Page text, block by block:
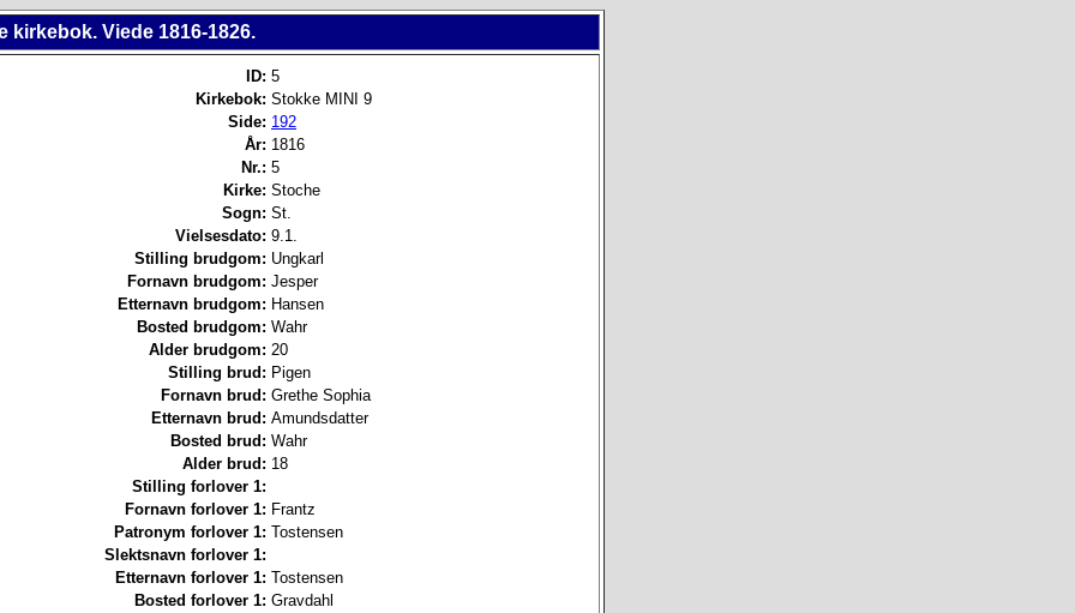
kirkebok. Viede 1816-1826.
ID: 5
Kirkebok: Stokke MINI 9
Side: 192
År: 1816
Nr.: 5
Kirke: Stoche
Sogn: St.
Vielsesdato: 9.1.
Stilling brudgom: Ungkarl
Fornavn brudgom: Jesper
Etternavn brudgom: Hansen
Bosted brudgom: Wahr
Alder brudgom: 20
Stilling brud: Pigen
Fornavn brud: Grethe Sophia
Etternavn brud: Amundsdatter
Bosted brud: Wahr
Alder brud: 18
Stilling forlover 1:
Fornavn forlover 1: Frantz
Patronym forlover 1: Tostensen
Slektsnavn forlover 1:
Etternavn forlover 1: Tostensen
Bosted forlover 1: Gravdahl